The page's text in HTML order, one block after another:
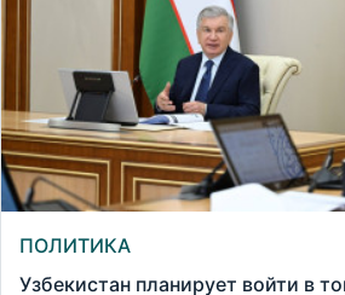
ПОЛИТИКА
Узбекистан планирует войти в